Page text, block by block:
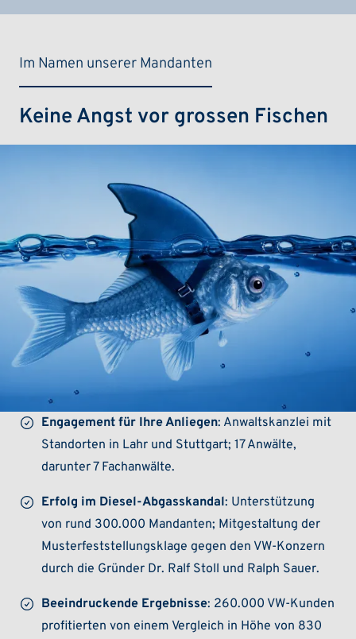
Im Namen unserer Mandanten
Keine Angst vor grossen Fischen
Engagement für Ihre Anliegen: Anwaltskanzlei mit
Standorten in Lahr und Stuttgart; 17 Anwälte,
darunter 7 Fachanwälte.
Erfolg im Diesel-Abgasskandal: Unterstützung
von rund 300.000 Mandanten; Mitgestaltung der
Musterfeststellungsklage gegen den VW-Konzern
durch die Gründer Dr. Ralf Stoll und Ralph Sauer.
Beeindruckende Ergebnisse: 260.000 VW-Kunden
profitierten von einem Vergleich in Höhe von 830